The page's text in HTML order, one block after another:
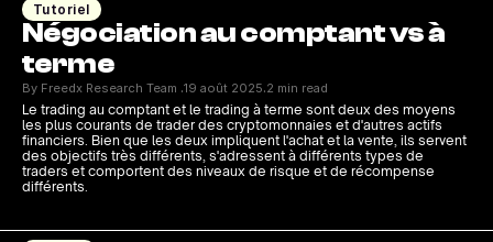
Tutoriel
Négociation au comptant vs à
terme
By Freedx Research Team ·19 août 2025·2 min read
Le trading au comptant et le trading à terme sont deux des moyens
les plus courants de trader des cryptomonnaies et d'autres actifs
financiers. Bien que les deux impliquent l'achat et la vente, ils servent
des objectifs très différents, s'adressent à différents types de
traders et comportent des niveaux de risque et de récompense
différents.